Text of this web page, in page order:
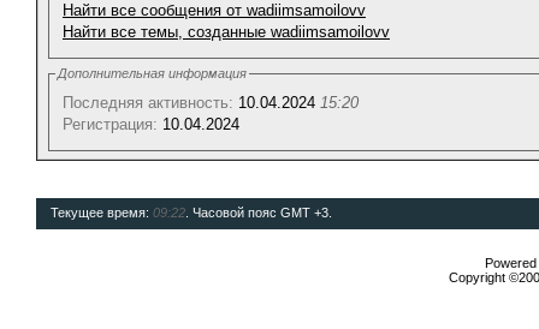
Найти все сообщения от wadiimsamoilovv
Найти все темы, созданные wadiimsamoilovv
Дополнительная информация
Последняя активность: 10.04.2024 15:20
Регистрация: 10.04.2024
Текущее время: 09:22 . Часовой пояс GMT +3.
Copyright